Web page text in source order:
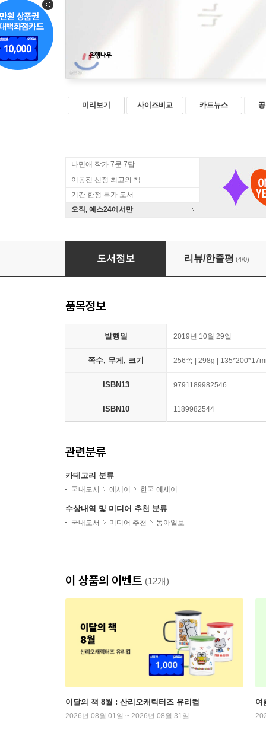
미리보기 사이즈비교 카드뉴스
나민애 작가 7문 7답
이동진 선정 최고의 책
기간 한정 특가 도서
오직, 예스24에서만
깊이에 눈뜨는 시간
도서정보 리뷰/한줄평 (4/0)
품목정보
발행일 2019년 10월 29일
쪽수, 무게, 크기 256쪽 | 298g |
ISBN13 9791189982546
ISBN10 1189982544
관련분류
카테고리 분류
국내도서 에세이 한국 에세이
수상내역 및 미디어 추천 분류
국내도서 미디어 추천 동아일보
이 상품의 이벤트 (12개)
이달의 책 8월 : 산리오캐릭터즈 유리컵
2026년 08월 01일 ~ 2026년 08월 31일
여